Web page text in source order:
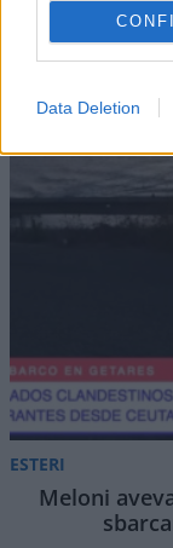
Data Deletion
IL
ESTERI
Meloni